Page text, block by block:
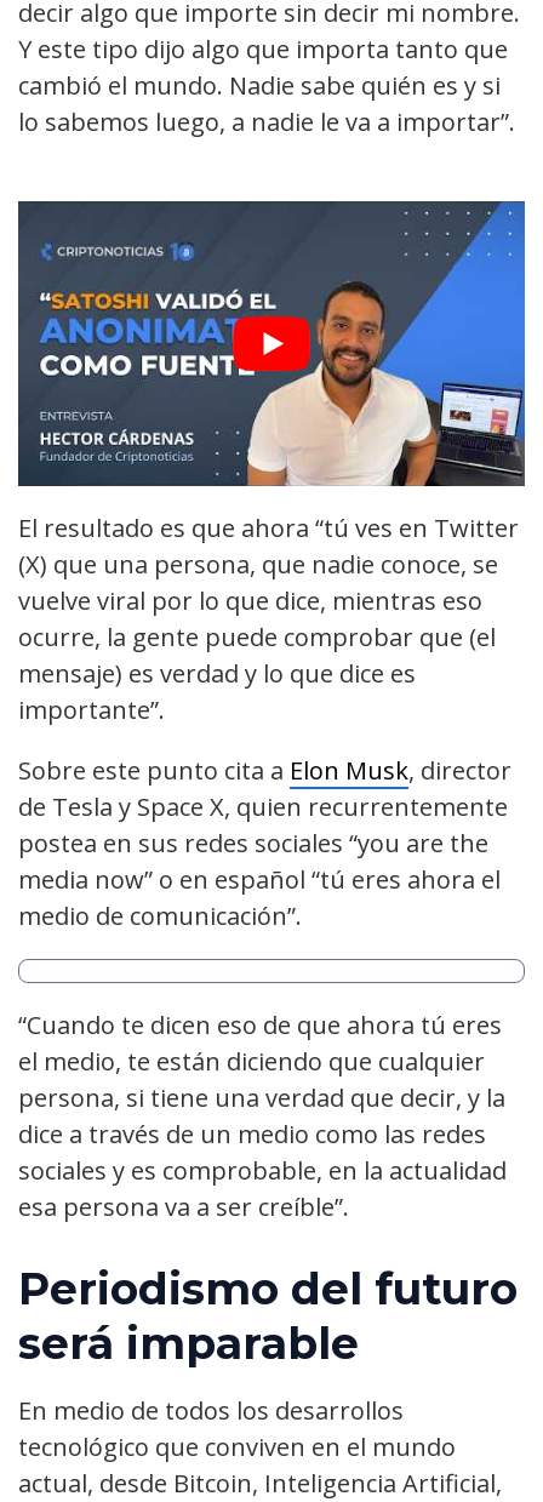
decir algo que importe sin decir mi nombre.
Y este tipo dijo algo que importa tanto que
cambió el mundo. Nadie sabe quién es y si
lo sabemos luego, a nadie le va a importar”.
El resultado es que ahora “tú ves en Twitter
(X) que una persona, que nadie conoce, se
vuelve viral por lo que dice, mientras eso
ocurre, la gente puede comprobar que (el
mensaje) es verdad y lo que dice es
importante”.
Sobre este punto cita a Elon Musk, director
de Tesla y Space X, quien recurrentemente
postea en sus redes sociales “you are the
media now” o en español “tú eres ahora el
medio de comunicación”.
“Cuando te dicen eso de que ahora tú eres
el medio, te están diciendo que cualquier
persona, si tiene una verdad que decir, y la
dice a través de un medio como las redes
sociales y es comprobable, en la actualidad
esa persona va a ser creíble”.
Periodismo del futuro
será imparable
En medio de todos los desarrollos
tecnológico que conviven en el mundo
actual, desde Bitcoin, Inteligencia Artificial,